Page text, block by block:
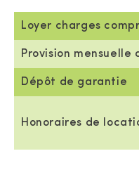
Loyer charges
Provision
Dépôt de garantie
Honoraires de